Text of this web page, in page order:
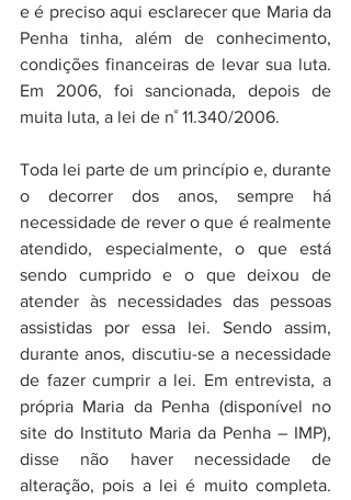
e é preciso aqui esclarecer que Maria da
Penha tinha, além de conhecimento,
condições financeiras de levar sua luta.
Em 2006, foi sancionada, depois de
muita luta, a lei de n˚ 11.340/2006.
Toda lei parte de um princípio e, durante
o decorrer dos anos, sempre há
necessidade de rever o que é realmente
atendido, especialmente, o que está
sendo cumprido e o que deixou de
atender às necessidades das pessoas
assistidas por essa lei. Sendo assim,
durante anos, discutiu-se a necessidade
de fazer cumprir a lei. Em entrevista, a
própria Maria da Penha (disponível no
site do Instituto Maria da Penha – IMP),
disse não haver necessidade de
alteração, pois a lei é muito completa.